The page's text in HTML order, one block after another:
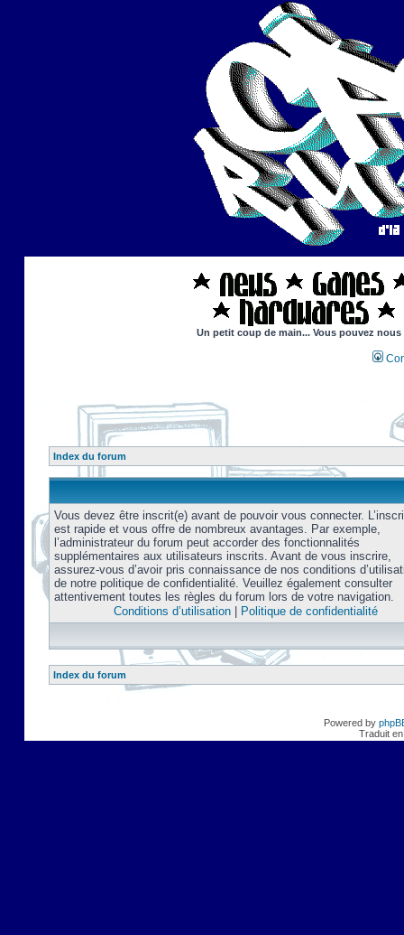
Un petit coup de main... Vous pouvez
Index du forum
Vous devez être inscrit(e) avant de pouvoir vous connecter.
est rapide et vous offre de nombreux avantages. Par exemple,
l’administrateur du forum peut accorder des fonctionnalités
supplémentaires aux utilisateurs inscrits. Avant de vous inscrire,
assurez-vous d’avoir pris connaissance de nos conditions
de notre politique de confidentialité. Veuillez également consulter
attentivement toutes les règles du forum lors de votre navigation.
Conditions d’utilisation| Politique de confidentialité
Index du forum
Powered by
Traduit